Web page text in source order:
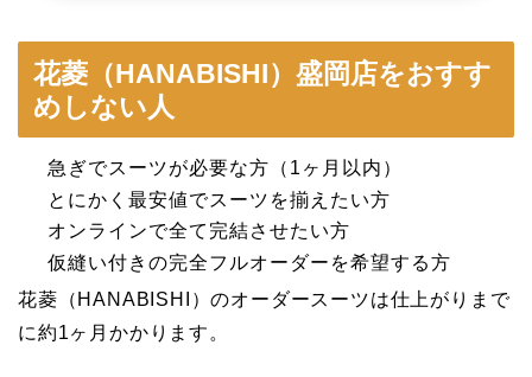
花菱（HANABISHI）盛岡店をおすす
めしない人
急ぎでスーツが必要な方（1ヶ月以内）
とにかく最安値でスーツを揃えたい方
オンラインで全て完結させたい方
仮縫い付きの完全フルオーダーを希望する方
花菱（HANABISHI）のオーダースーツは仕上がりまで
に約1ヶ月かかります。